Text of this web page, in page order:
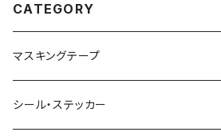
CATEGORY
マスキングテープ
ヨハク
シール・ステッカー